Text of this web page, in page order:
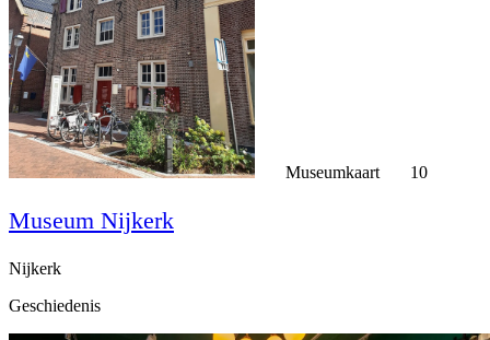
Museumkaart 10
Museum Nijkerk
Nijkerk
Geschiedenis